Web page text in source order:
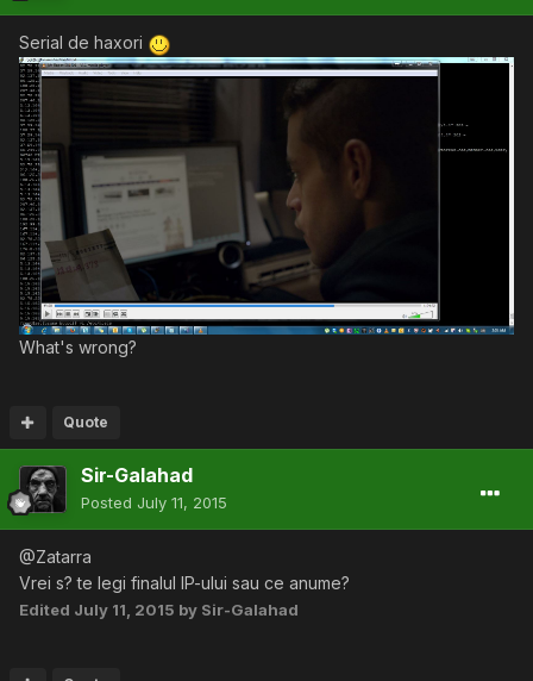
Serial de haxori
What's wrong?
Quote
Sir-Galahad
Posted July 11, 2015
@Zatarra
Vrei s? te legi finalul IP-ului sau ce anume?
Edited July 11, 2015 by Sir-Galahad